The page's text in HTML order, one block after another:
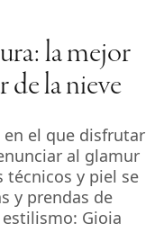
la mejor
de la nieve
en el que disfrutar
al glamur
técnicos y piel se
y prendas de
Gioia